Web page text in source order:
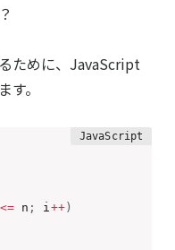
ために、JavaScript
。
<= n ; i ++)